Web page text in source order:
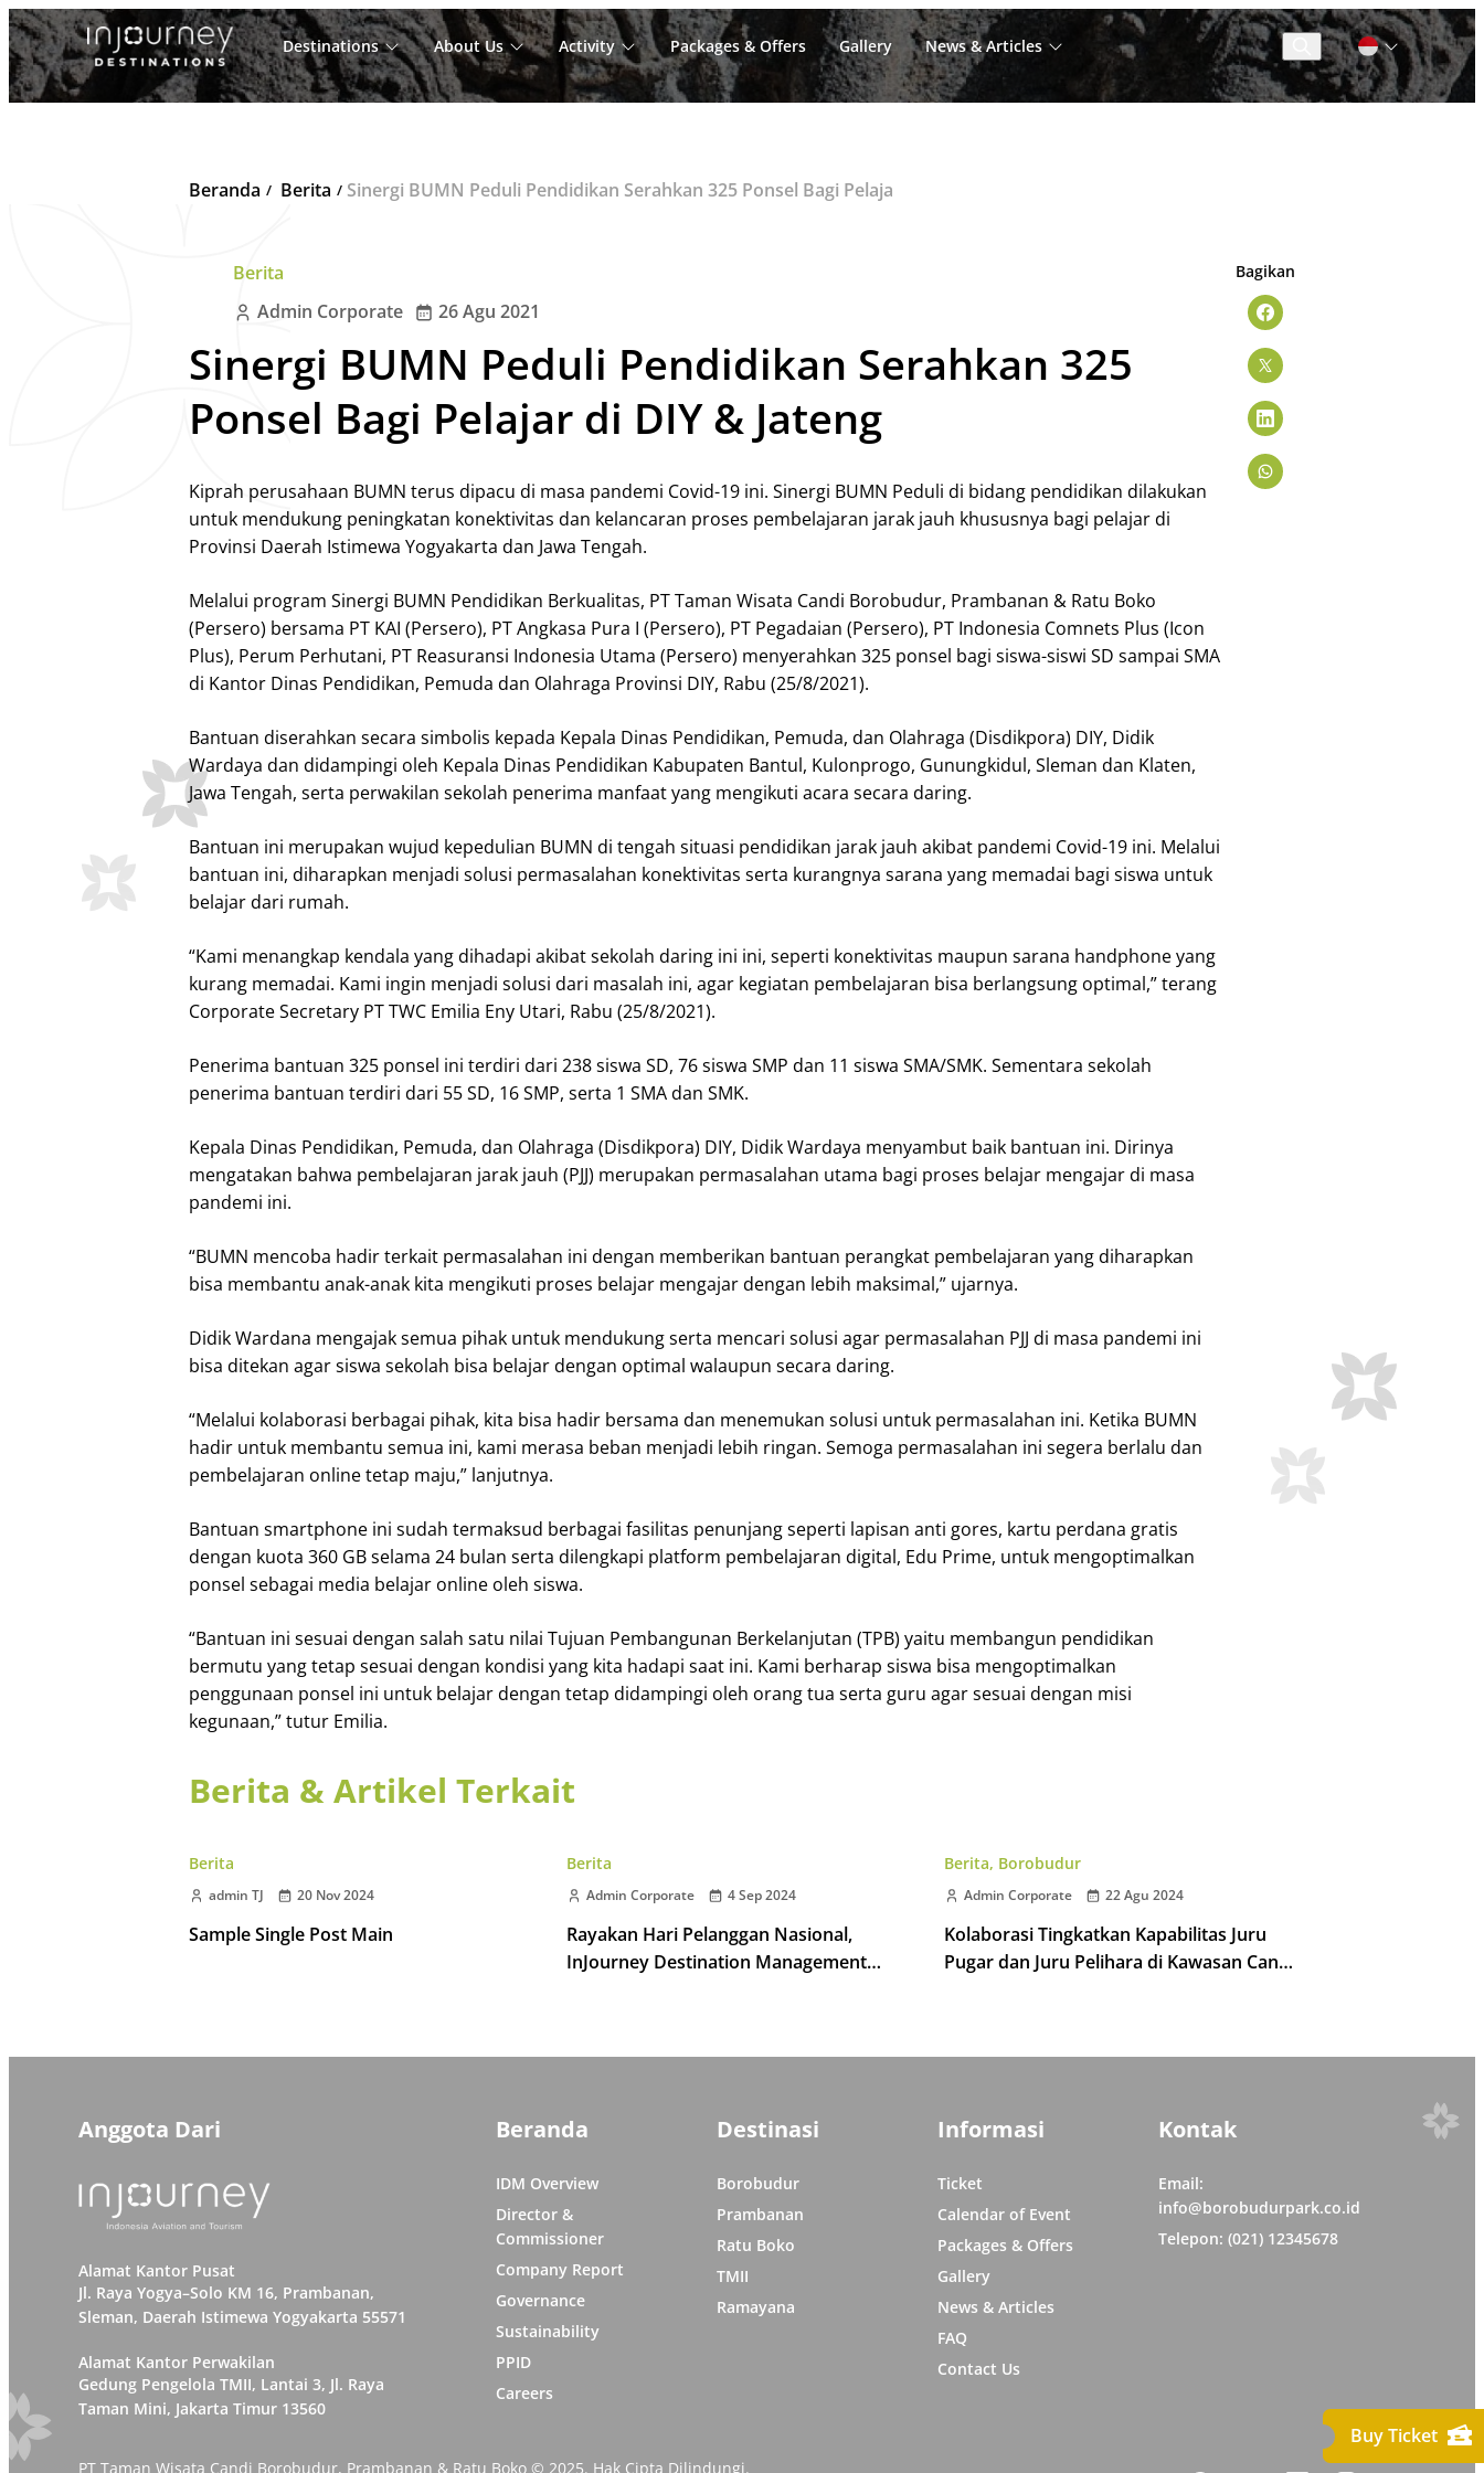
Destinations About Us Activity Packages & Offers Gallery News & Articles
untuk:
Beranda Berita Sinergi BUMN Peduli Pendidikan Serahkan 325 Ponsel Bagi Pelajar di DIY & Jateng
Berita
Admin Corporate
26 Agu 2021
Sinergi BUMN Peduli Pendidikan Serahkan 325
Ponsel Bagi Pelajar di DIY & Jateng
Kiprah perusahaan BUMN terus dipacu di masa pandemi Covid-19 ini. Sinergi BUMN Peduli di bidang pendidikan dilakukan
untuk mendukung peningkatan konektivitas dan kelancaran proses pembelajaran jarak jauh khususnya bagi pelajar di
Provinsi Daerah Istimewa Yogyakarta dan Jawa Tengah.
Melalui program Sinergi BUMN Pendidikan Berkualitas, PT Taman Wisata Candi Borobudur, Prambanan & Ratu Boko
(Persero) bersama PT KAI (Persero), PT Angkasa Pura I (Persero), PT Pegadaian (Persero), PT Indonesia Comnets Plus (Icon
Plus), Perum Perhutani, PT Reasuransi Indonesia Utama (Persero) menyerahkan 325 ponsel bagi siswa-siswi SD sampai SMA
di Kantor Dinas Pendidikan, Pemuda dan Olahraga Provinsi DIY, Rabu (25/8/2021).
Bantuan diserahkan secara simbolis kepada Kepala Dinas Pendidikan, Pemuda, dan Olahraga (Disdikpora) DIY, Didik
Wardaya dan didampingi oleh Kepala Dinas Pendidikan Kabupaten Bantul, Kulonprogo, Gunungkidul, Sleman dan Klaten,
Jawa Tengah, serta perwakilan sekolah penerima manfaat yang mengikuti acara secara daring.
Bantuan ini merupakan wujud kepedulian BUMN di tengah situasi pendidikan jarak jauh akibat pandemi Covid-19 ini. Melalui
bantuan ini, diharapkan menjadi solusi permasalahan konektivitas serta kurangnya sarana yang memadai bagi siswa untuk
belajar dari rumah.
“Kami menangkap kendala yang dihadapi akibat sekolah daring ini ini, seperti konektivitas maupun sarana handphone yang
kurang memadai. Kami ingin menjadi solusi dari masalah ini, agar kegiatan pembelajaran bisa berlangsung optimal,” terang
Corporate Secretary PT TWC Emilia Eny Utari, Rabu (25/8/2021).
Penerima bantuan 325 ponsel ini terdiri dari 238 siswa SD, 76 siswa SMP dan 11 siswa SMA/SMK. Sementara sekolah
penerima bantuan terdiri dari 55 SD, 16 SMP, serta 1 SMA dan SMK.
Kepala Dinas Pendidikan, Pemuda, dan Olahraga (Disdikpora) DIY, Didik Wardaya menyambut baik bantuan ini. Dirinya
mengatakan bahwa pembelajaran jarak jauh (PJJ) merupakan permasalahan utama bagi proses belajar mengajar di masa
pandemi ini.
“BUMN mencoba hadir terkait permasalahan ini dengan memberikan bantuan perangkat pembelajaran yang diharapkan
bisa membantu anak-anak kita mengikuti proses belajar mengajar dengan lebih maksimal,” ujarnya.
Didik Wardana mengajak semua pihak untuk mendukung serta mencari solusi agar permasalahan PJJ di masa pandemi ini
bisa ditekan agar siswa sekolah bisa belajar dengan optimal walaupun secara daring.
“Melalui kolaborasi berbagai pihak, kita bisa hadir bersama dan menemukan solusi untuk permasalahan ini. Ketika BUMN
hadir untuk membantu semua ini, kami merasa beban menjadi lebih ringan. Semoga permasalahan ini segera berlalu dan
pembelajaran online tetap maju,” lanjutnya.
Bantuan smartphone ini sudah termaksud berbagai fasilitas penunjang seperti lapisan anti gores, kartu perdana gratis
dengan kuota 360 GB selama 24 bulan serta dilengkapi platform pembelajaran digital, Edu Prime, untuk mengoptimalkan
ponsel sebagai media belajar online oleh siswa.
“Bantuan ini sesuai dengan salah satu nilai Tujuan Pembangunan Berkelanjutan (TPB) yaitu membangun pendidikan
bermutu yang tetap sesuai dengan kondisi yang kita hadapi saat ini. Kami berharap siswa bisa mengoptimalkan
penggunaan ponsel ini untuk belajar dengan tetap didampingi oleh orang tua serta guru agar sesuai dengan misi
kegunaan,” tutur Emilia.
Bagikan
Berita & Artikel Terkait
Berita
admin TJ 20 Nov 2024
Sample Single Post Main
Berita
Admin Corporate 4 Sep 2024
Rayakan Hari Pelanggan Nasional,
InJourney Destination Management
Berita, Borobudur
Admin Corporate 22 Agu 2024
Kolaborasi Tingkatkan Kapabilitas Juru
Pugar dan Juru Pelihara di Kawasan Candi
Buy Ticket
Anggota Dari
Alamat Kantor Pusat
Jl. Raya Yogya–Solo KM 16, Prambanan,
Sleman, Daerah Istimewa Yogyakarta 55571
Alamat Kantor Perwakilan
Gedung Pengelola TMII, Lantai 3, Jl. Raya
Taman Mini, Jakarta Timur 13560
Beranda
IDM Overview
Director &
Commissioner
Company Report
Governance
Sustainability
PPID
Careers
Destinasi
Borobudur
Prambanan
Ratu Boko
TMII
Ramayana
Informasi
Ticket
Calendar of Event
Packages & Offers
Gallery
News & Articles
FAQ
Contact Us
Kontak
Email:
info@borobudurpark.co.id
Telepon: (021) 12345678
PT Taman Wisata Candi Borobudur, Prambanan & Ratu Boko © 2025. Hak Cipta Dilindungi.